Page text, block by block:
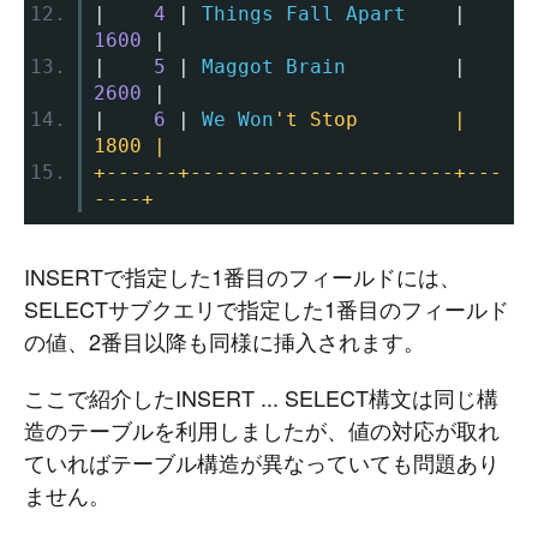
|
4 | Things Fall Apart
|
1600
|
|
5 | Maggot Brain
|
2600
|
|
6 | We Won 't Stop        |
1800 |
+------+----------------------+---
----+
INSERTで指定した1番目のフィールドには、
SELECTサブクエリで指定した1番目のフィールド
の値、2番目以降も同様に挿入されます。
ここで紹介したINSERT ... SELECT構文は同じ構
造のテーブルを利用しましたが、値の対応が取れ
ていればテーブル構造が異なっていても問題あり
ません。